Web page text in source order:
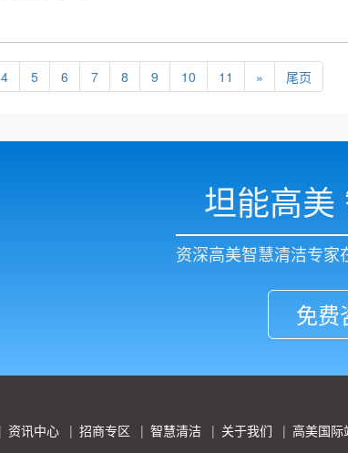
4 5 6 7 8 9 10 11 » 尾页
坦能高美
资深高美智慧清洁专家
免费
资讯中心 招商专区 智慧清洁 关于我们 高美国际